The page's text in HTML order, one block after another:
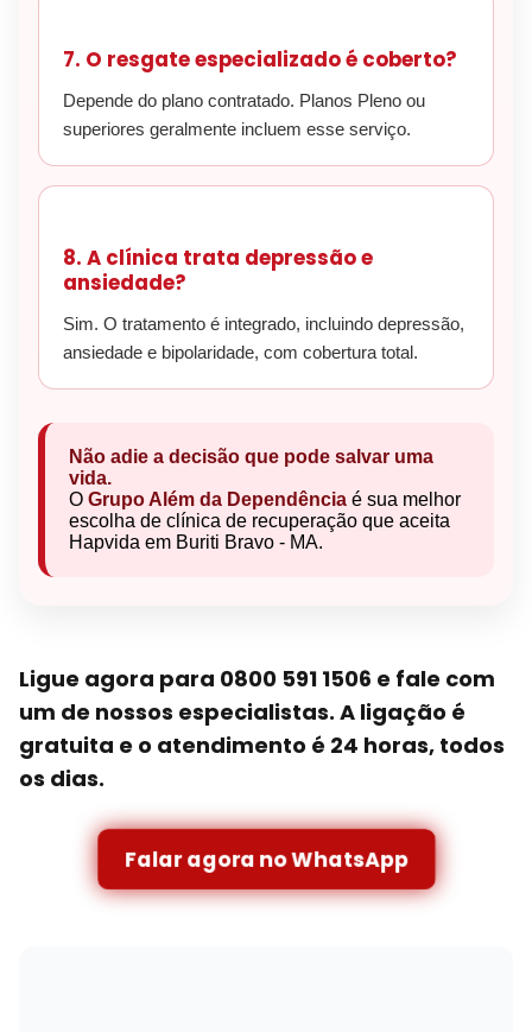
7. O resgate especializado é coberto?
Depende do plano contratado. Planos Pleno ou
superiores geralmente incluem esse serviço.
8. A clínica trata depressão e
ansiedade?
Sim. O tratamento é integrado, incluindo depressão,
ansiedade e bipolaridade, com cobertura total.
Não adie a decisão que pode salvar uma
vida.
O Grupo Além da Dependência é sua melhor
escolha de clínica de recuperação que aceita
Hapvida em Buriti Bravo - MA.
Ligue agora para 0800 591 1506 e fale com
um de nossos especialistas. A ligação é
gratuita e o atendimento é 24 horas, todos
os dias.
Falar agora no WhatsApp